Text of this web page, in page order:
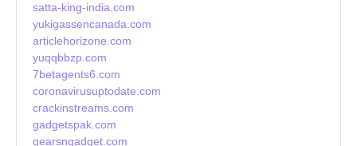
satta-king-india.com
yukigassencanada.com
articlehorizone.com
yuqqbbzp.com
7betagents6.com
coronavirusuptodate.com
crackinstreams.com
gadgetspak.com
gearsngadget.com